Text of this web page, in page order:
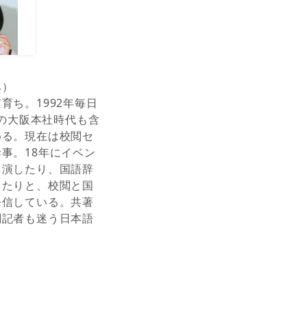
ち。1992年毎日
大阪本社時代も含
。現在は校閲セ
。18年にイベン
したり、国語辞
りと、校閲と国
している。共著
者も迷う日本語